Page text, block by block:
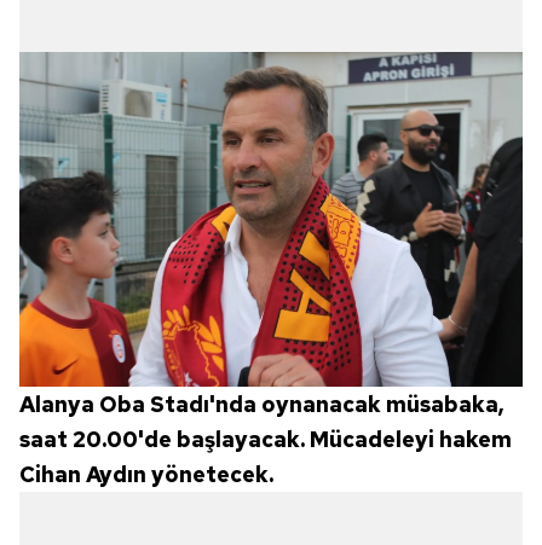
Alanya Oba Stadı'nda oynanacak müsabaka,
saat 20.00'de başlayacak. Mücadeleyi hakem
Cihan Aydın yönetecek.